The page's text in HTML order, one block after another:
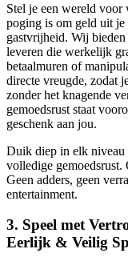
Stel je een wereld voor
poging is om geld uit je
gastvrijheid. Wij
leveren die werkelijk
betaalmuren of
directe vreugde, zodat
zonder het knagende
gemoedsrust staat
geschenk aan jou.
Duik diep in elk niveau
volledige
Geen adders, geen
entertainment.
3. Speel met
Eerlijk & Veilig